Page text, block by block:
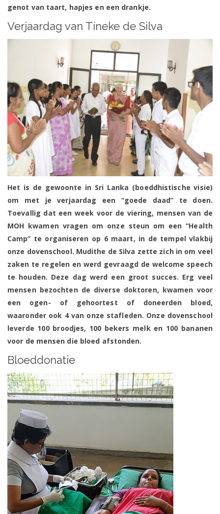
genot van taart, hapjes en een drankje.
Verjaardag van Tineke de Silva
Het is de gewoonte in Sri Lanka (boeddhistische visie)
om met je verjaardag een “goede daad” te doen.
Toevallig dat een week voor de viering, mensen van de
MOH kwamen vragen om onze steun om een “Health
Camp” te organiseren op 6 maart, in de tempel vlakbij
onze dovenschool. Mudithe de Silva zette zich in om veel
zaken te regelen en werd gevraagd de welcome speech
te houden. Deze dag werd een groot succes. Erg veel
mensen bezochten de diverse doktoren, kwamen voor
een ogen- of gehoortest of doneerden bloed,
waaronder ook 4 van onze stafleden. Onze dovenschool
leverde 100 broodjes, 100 bekers melk en 100 bananen
voor de mensen die bloed afstonden.
Bloeddonatie